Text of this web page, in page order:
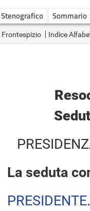
Stenografico Sommario
Frontespizio Indice
La seduta
PRESIDENTE